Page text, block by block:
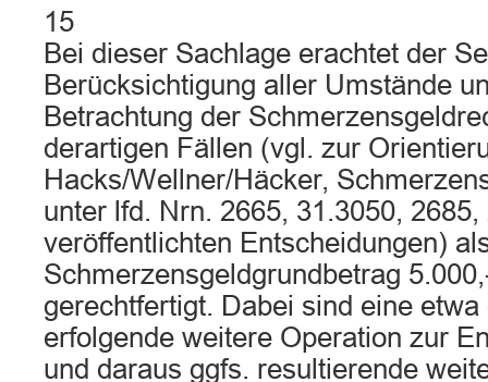
15
Bei dieser Sachlage erachtet der
Berücksichtigung aller Umstände
Betrachtung der
derartigen Fällen (vgl. zur
Hacks/Wellner/Häcker,
unter lfd. Nrn. 2665, 31.3050,
veröffentlichten Entscheidungen)
Schmerzensgeldgrundbetrag
gerechtfertigt. Dabei sind eine etwa
erfolgende weitere Operation zur
und daraus ggfs. resultierende